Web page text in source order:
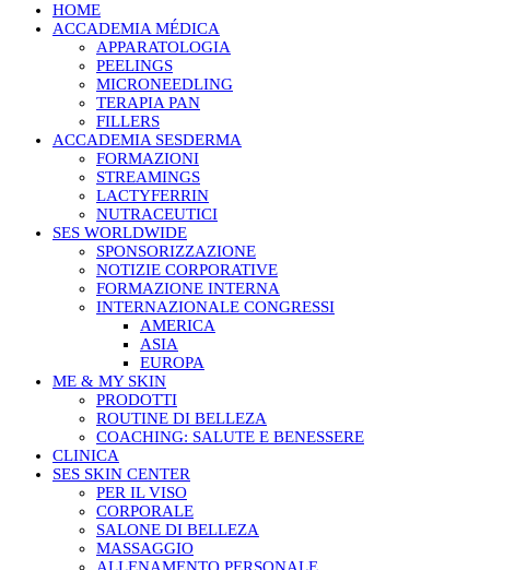
HOME
ACCADEMIA MÉDICA
APPARATOLOGIA
PEELINGS
MICRONEEDLING
TERAPIA PAN
FILLERS
ACCADEMIA SESDERMA
FORMAZIONI
STREAMINGS
LACTYFERRIN
NUTRACEUTICI
SES WORLDWIDE
SPONSORIZZAZIONE
NOTIZIE CORPORATIVE
FORMAZIONE INTERNA
INTERNAZIONALE CONGRESSI
AMERICA
ASIA
EUROPA
ME & MY SKIN
PRODOTTI
ROUTINE DI BELLEZA
COACHING: SALUTE E BENESSERE
CLINICA
SES SKIN CENTER
PER IL VISO
CORPORALE
SALONE DI BELLEZA
MASSAGGIO